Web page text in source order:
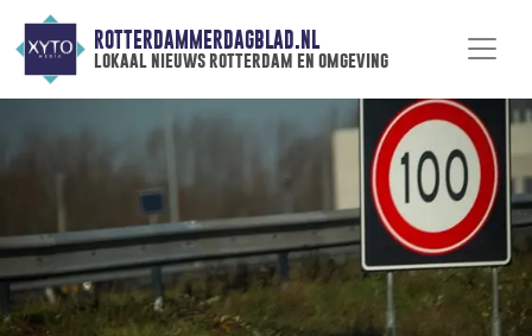
ROTTERDAMMERDAGBLAD.NL
lokaal nieuws rotterdam en omgeving